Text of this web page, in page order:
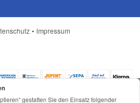
• Impressum
gestatten Sie den Einsatz folgender